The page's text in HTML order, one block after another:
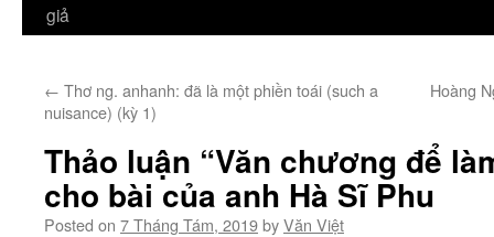
giả
← Thơ ng. anhanh: đã là một phiền toái (such a
nuisance) (kỳ 1)
Hoàng
Thảo luận “Văn chương để
cho bài của anh Hà Sĩ Phu
Posted on 7 Tháng Tám, 2019byVăn Việt